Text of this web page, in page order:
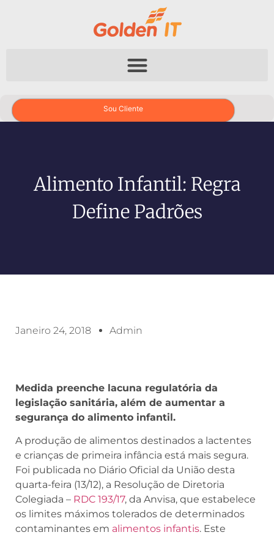
Sou Cliente
Alimento Infantil: Regra
Define Padrões
Janeiro 24, 2018 Admin
Medida preenche lacuna regulatória da
legislação sanitária, além de aumentar a
segurança do alimento infantil.
A produção de alimentos destinados a lactentes
e crianças de primeira infância está mais segura.
Foi publicada no Diário Oficial da União desta
quarta-feira (13/12), a Resolução de Diretoria
Colegiada – RDC 193/17, da Anvisa, que estabelece
os limites máximos tolerados de determinados
contaminantes em alimentos infantis. Este